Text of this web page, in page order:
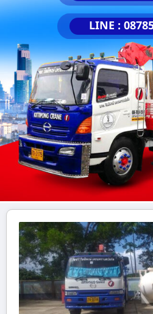
LINE :